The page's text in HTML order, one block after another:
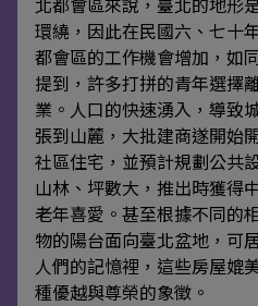
環繞，因此在民國六、七十
都會區的工作機會增加，如
提到，許多打拼的青年選擇
業。人口的快速湧入，導致
張到山麓，大批建商遂開始
社區住宅，並預計規劃公共
山林、坪數大，推出時獲得
老年喜愛。甚至根據不同的
物的陽台面向臺北盆地，可
人們的記憶裡，這些房屋媲
種優越與尊榮的象徵。